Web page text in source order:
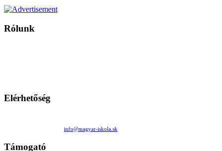
Rólunk
Elérhetőség
info@magyar-iskola.sk
Támogató